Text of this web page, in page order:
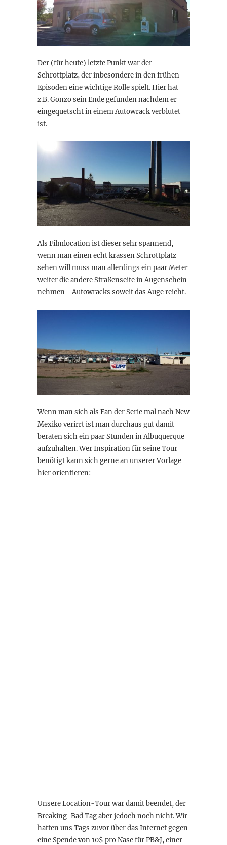
Der (für heute) letzte Punkt war der
Schrottplatz, der inbesondere in den frühen
Episoden eine wichtige Rolle spielt. Hier hat
z.B. Gonzo sein Ende gefunden nachdem er
eingequetscht in einem Autowrack verblutet
ist.
Als Filmlocation ist dieser sehr spannend,
wenn man einen echt krassen Schrottplatz
sehen will muss man allerdings ein paar Meter
weiter die andere Straßenseite in Augenschein
nehmen - Autowracks soweit das Auge reicht.
Wenn man sich als Fan der Serie mal nach New
Mexiko verirrt ist man durchaus gut damit
beraten sich ein paar Stunden in Albuquerque
aufzuhalten. Wer Inspiration für seine Tour
benötigt kann sich gerne an unserer Vorlage
hier orientieren:
Unsere Location-Tour war damit beendet, der
Breaking-Bad Tag aber jedoch noch nicht. Wir
hatten uns Tags zuvor über das Internet gegen
eine Spende von 10$ pro Nase für PB&J, einer